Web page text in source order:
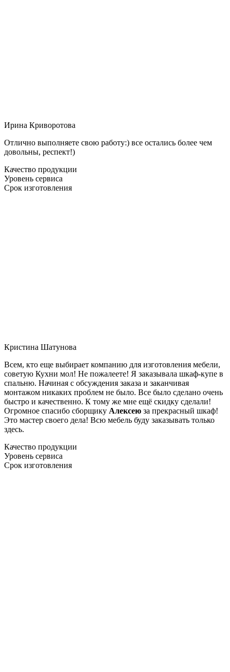
Ирина Криворотова
Отлично выполняете свою работу:) все остались более чем
довольны, респект!)
Качество продукции
Уровень сервиса
Срок изготовления
Кристина Шатунова
Всем, кто еще выбирает компанию для изготовления мебели,
советую Кухни мол! Не пожалеете! Я заказывала шкаф-купе в
спальню. Начиная с обсуждения заказа и заканчивая
монтажом никаких проблем не было. Все было сделано очень
быстро и качественно. К тому же мне ещё скидку сделали!
Огромное спасибо сборщику Алексею за прекрасный шкаф!
Это мастер своего дела! Всю мебель буду заказывать только
здесь.
Качество продукции
Уровень сервиса
Срок изготовления